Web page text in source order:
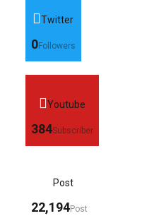
Twitter
0Followers
Youtube
384Subscriber
Post
22,194Post